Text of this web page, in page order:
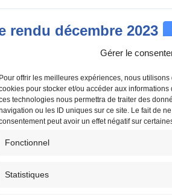
Gérer le
Pour offrir les meilleures expériences, nous
pour stocker et/ou accéder aux
technologies nous permettra de traiter des
ou les ID uniques sur ce site. Le fait de
peut avoir un effet négatif sur
Fonctionnel
Statistiques
rendu décembre 2023